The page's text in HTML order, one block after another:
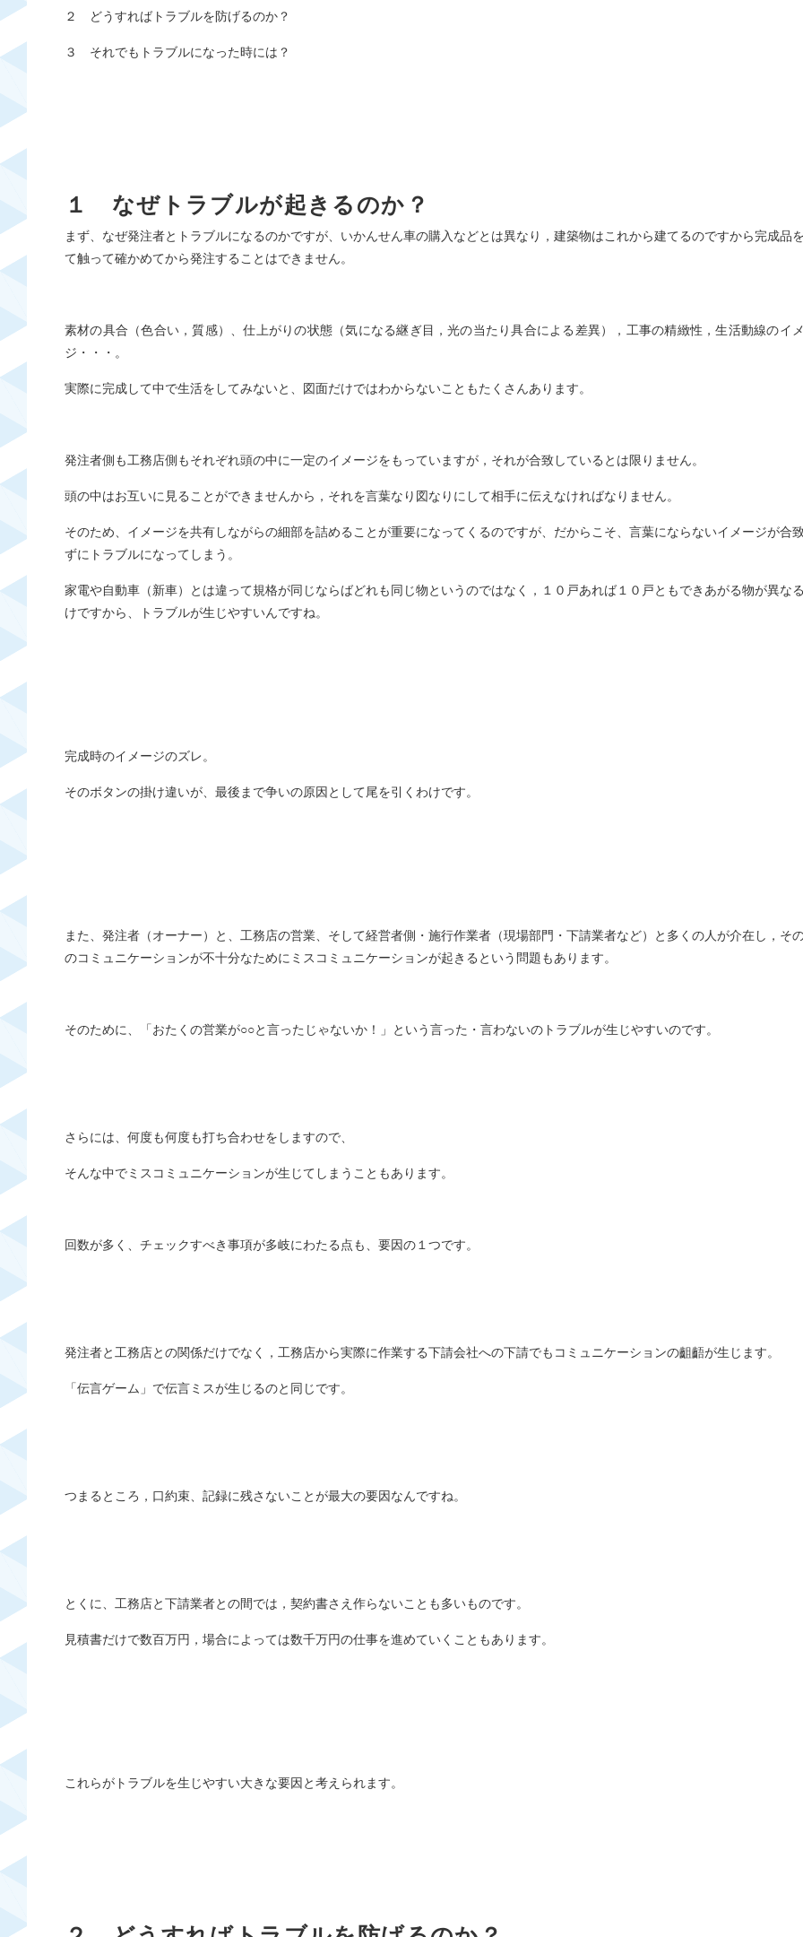
２ どうすればトラブルを防げるのか？
３ それでもトラブルになった時には？
１ なぜトラブルが起きるのか？
まず、なぜ発注者とトラブルになるのかですが、いかんせん車の購入などとは異なり，建築物はこれから建てるのですから完成品
て触って確かめてから発注することはできません。
素材の具合（色合い，質感）、仕上がりの状態（気になる継ぎ目，光の当たり具合による差異），工事の精緻性，生活動線のイ
ジ・・・。
実際に完成して中で生活をしてみないと、図面だけではわからないこともたくさんあります。
発注者側も工務店側もそれぞれ頭の中に一定のイメージをもっていますが，それが合致しているとは限りません。
頭の中はお互いに見ることができませんから，それを言葉なり図なりにして相手に伝えなければなりません。
そのため、イメージを共有しながらの細部を詰めることが重要になってくるのですが、だからこそ、言葉にならないイメージが合
ずにトラブルになってしまう。
家電や自動車（新車）とは違って規格が同じならばどれも同じ物というのではなく，１０戸あれば１０戸ともできあがる物が異な
けですから、トラブルが生じやすいんですね。
完成時のイメージのズレ。
そのボタンの掛け違いが、最後まで争いの原因として尾を引くわけです。
また、発注者（オーナー）と、工務店の営業、そして経営者側・施行作業者（現場部門・下請業者など）と多くの人が介在し，そ
のコミュニケーションが不十分なために ミスコミュニケーションが起きるという問題もあります。
そのために、「おたくの営業が○○と言ったじゃないか！」という言った・言わないのトラブルが生じやすいのです。
さらには、何度も何度も打ち合わせをしますので、
そんな中でミスコミュニケーションが生じてしまうこともあります。
回数が多く、チェックすべき事項が多岐にわたる点も、要因の１つです。
発注者と工務店との関係だけでなく，工務店から実際に作業する下請会社への下請でもコミュニケーションの齟齬が生じます。
「伝言ゲーム」で伝言ミスが生じるのと同じです。
つまるところ，口約束、記録に残さないことが最大の要因なんですね。
とくに、工務店と下請業者との間では，契約書さえ作らないことも多いものです。
見積書だけで数百万円，場合によっては数千万円の仕事を進めていくこともあります。
これらがトラブルを生じやすい大きな要因と考えられます。